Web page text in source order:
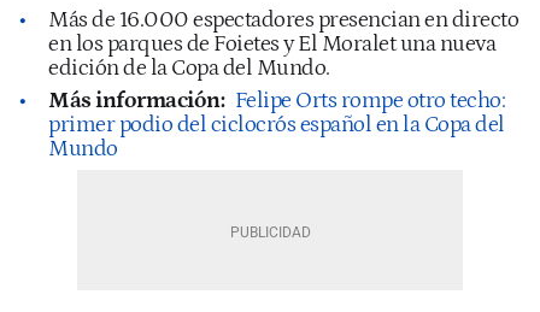
Más de 16.000 espectadores presencian en directo
en los parques de Foietes y El Moralet una nueva
edición de la Copa del Mundo.
Más información: Felipe Orts rompe otro techo:
primer podio del ciclocrós español en la Copa del
Mundo